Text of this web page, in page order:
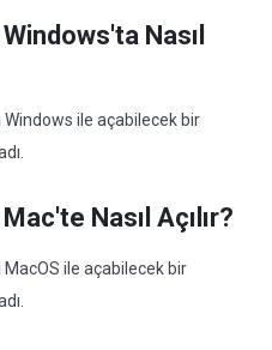
Nasıl
Windows ile açabilecek bir
Nasıl Açılır?
MacOS ile açabilecek bir